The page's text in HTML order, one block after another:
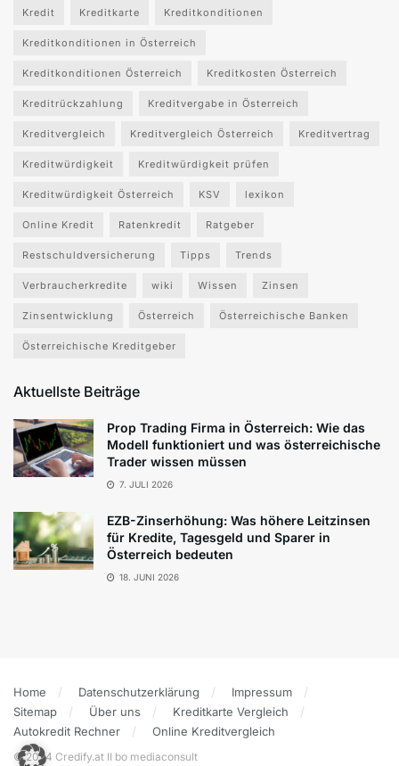
Kredit Kreditkarte Kreditkonditionen
Kreditkonditionen in Österreich
Kreditkonditionen Österreich Kreditkosten Österreich
Kreditrückzahlung Kreditvergabe in Österreich
Kreditvergleich Kreditvergleich Österreich Kreditvertrag
Kreditwürdigkeit Kreditwürdigkeit prüfen
Kreditwürdigkeit Österreich KSV lexikon
Online Kredit Ratenkredit Ratgeber
Restschuldversicherung Tipps Trends
Verbraucherkredite wiki Wissen Zinsen
Zinsentwicklung Österreich Österreichische Banken
Österreichische Kreditgeber
Aktuellste Beiträge
Prop Trading Firma in Österreich: Wie das
Modell funktioniert und was österreichische
Trader wissen müssen
7. JULI 2026
EZB-Zinserhöhung: Was höhere Leitzinsen
für Kredite, Tagesgeld und Sparer in
Österreich bedeuten
18. JUNI 2026
Home Datenschutzerklärung
Impressum
Sitemap
Über uns
Kreditkarte Vergleich
Autokredit Rechner
Online Kreditvergleich
© 2024 Credify.at II bo mediaconsult